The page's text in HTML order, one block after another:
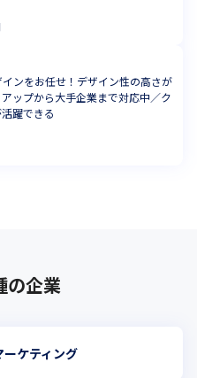
ンをお任せ！デザイン性の高さが
ップから大手企業まで対応中／ク
躍できる
の企業
ケティング